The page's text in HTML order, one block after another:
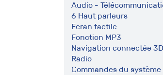
Audio -
6 Haut parleurs
Ecran tactile
Fonction MP3
Navigation connectée
Radio
Commandes du